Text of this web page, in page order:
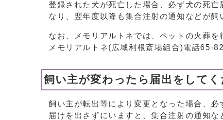
登録された犬が死亡した場合、必ず犬の死
なり、翌年度以降も集合注射の通知などが飼
なお、メモリアルトネでは、ペットの火葬
メモリアルトネ(広域利根斎場組合)電話65-
飼い主が変わったら届出をしてく
飼い主が転出等により変更となった場合、必
届けを出さずにいますと、集合注射の通知な